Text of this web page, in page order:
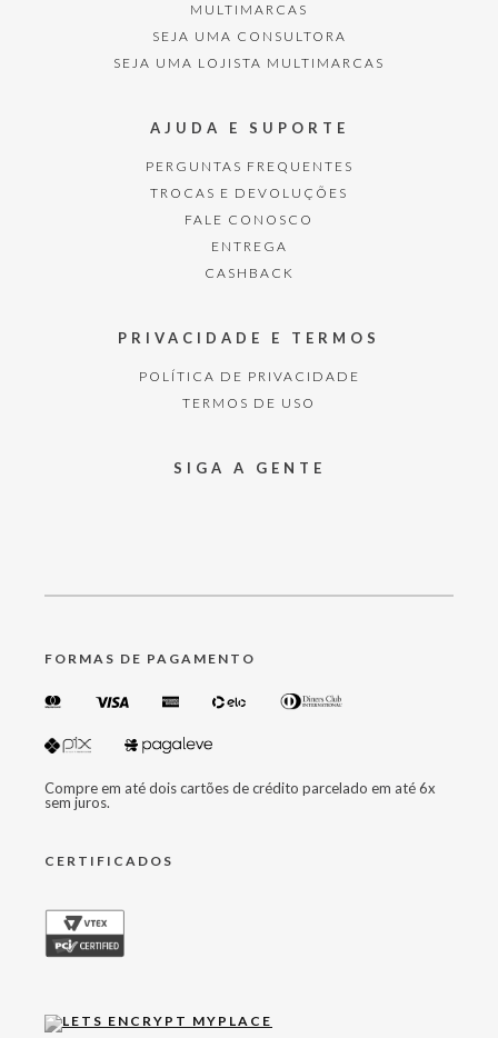
MULTIMARCAS
SEJA UMA CONSULTORA
SEJA UMA LOJISTA MULTIMARCAS
AJUDA E SUPORTE
PERGUNTAS FREQUENTES
TROCAS E DEVOLUÇÕES
FALE CONOSCO
ENTREGA
CASHBACK
PRIVACIDADE E TERMOS
POLÍTICA DE PRIVACIDADE
TERMOS DE USO
SIGA A GENTE
FORMAS DE PAGAMENTO
Compre em até dois cartões de crédito parcelado em até 6x
sem juros.
CERTIFICADOS